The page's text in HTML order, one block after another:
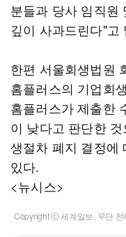
분들과 당사 임직원
깊이 사과드린다"고
한편 서울회생법원
홈플러스의 기업회
홈플러스가 제출한
이 낮다고 판단한
생절차 폐지 결정에
있다.
<뉴시스>
Copyright ⓒ 세계일보. 무단 전